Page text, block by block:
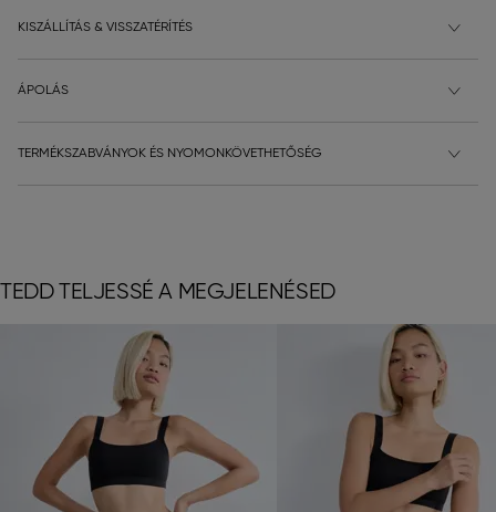
KISZÁLLÍTÁS & VISSZATÉRÍTÉS
ÁPOLÁS
TERMÉKSZABVÁNYOK ÉS NYOMONKÖVETHETŐSÉG
TEDD TELJESSÉ A MEGJELENÉSED